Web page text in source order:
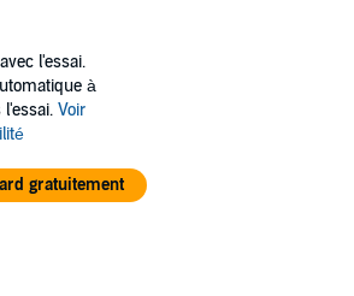
accounts.
the humans, but
lives while
l'essai.
à
Voir
gratuitement